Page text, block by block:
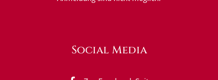
Social Media